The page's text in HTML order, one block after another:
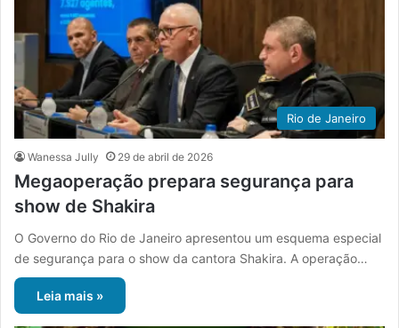
Rio de Janeiro
Wanessa Jully 29 de abril de 2026
Megaoperação prepara segurança para
show de Shakira
O Governo do Rio de Janeiro apresentou um esquema especial
de segurança para o show da cantora Shakira. A operação…
Leia mais »